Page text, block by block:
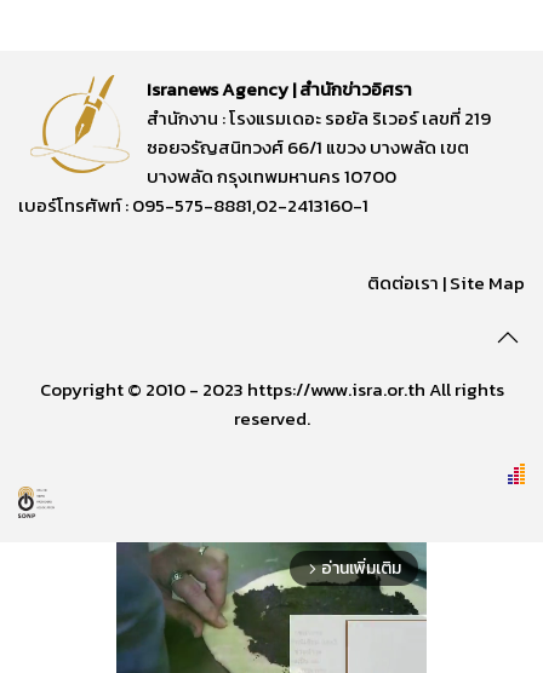
Isranews Agency | สำนักข่าวอิศรา
สำนักงาน : โรงแรมเดอะ รอยัล ริเวอร์ เลขที่ 219
ซอยจรัญสนิทวงศ์ 66/1 แขวง บางพลัด เขต
บางพลัด กรุงเทพมหานคร 10700
เบอร์โทรศัพท์ : 095-575-8881,02-2413160-1
ติดต่อเรา |Site Map
Copyright © 2010 - 2023 https://www.isra.or.th All rights
reserved.
arrow_forward_ios อ่านเพิ่มเติม